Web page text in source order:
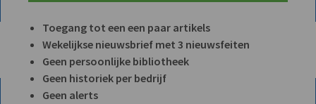
Toegang tot een een paar artikels
Wekelijkse nieuwsbrief met 3 nieuwsfeiten
Geen persoonlijke bibliotheek
Geen historiek per bedrijf
Geen alerts